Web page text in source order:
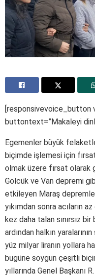
[responsivevoice_button
buttontext=”Makaleyi
Egemenler büyük
biçimde işlemesi için
olmak üzere fırsat
Gölcük ve Van depremi
etkileyen Maraş
yıkımdan sonra acıların
kez daha talan sınırsız
ardından halkın
yüz milyar liranın yollara
bugüne soygun çeşitli
yıllarında Genel Başkanı